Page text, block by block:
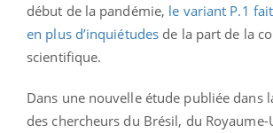
début de la pandémie, le variant P.1
en plus d’inquiétudes de la part de la
scientifique.
Dans une nouvelle étude publiée dans
des chercheurs du Brésil, du